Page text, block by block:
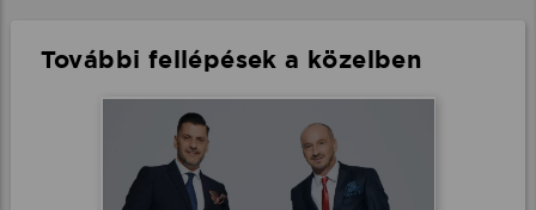
További fellépések a közelben